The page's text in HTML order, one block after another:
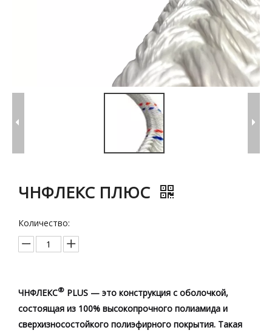
ЧНФЛЕКС ПЛЮС
Количество:
ЧНФЛЕКС® PLUS — это конструкция с оболочкой,
состоящая из 100% высокопрочного полиамида и
сверхизносостойкого полиэфирного покрытия. Такая